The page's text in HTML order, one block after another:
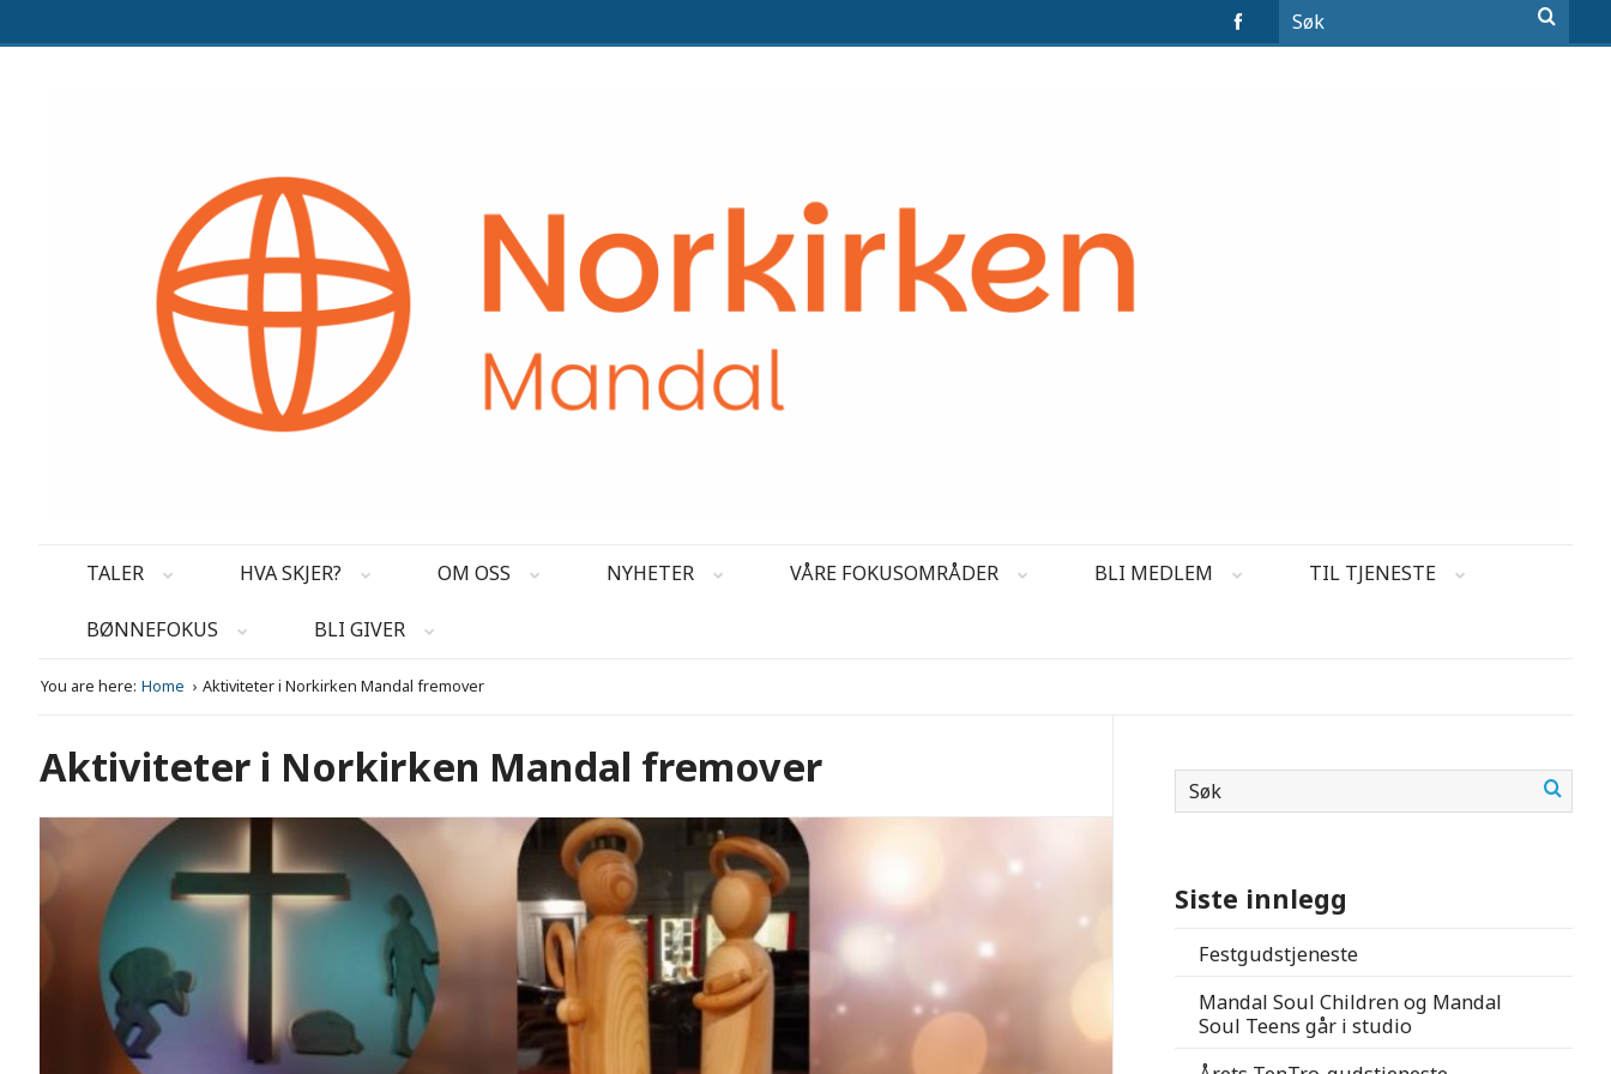
TALER HVA SKJER? OM OSS NYHETER VÅRE FOKUSOMRÅDER BLI MEDLEM TIL TJENESTE
BØNNEFOKUS BLI GIVER
You are here: Home Aktiviteter i Norkirken Mandal fremover
Aktiviteter i Norkirken Mandal fremover
Siste innlegg
Festgudstjeneste
Mandal Soul Children og Mandal
Soul Teens går i studio